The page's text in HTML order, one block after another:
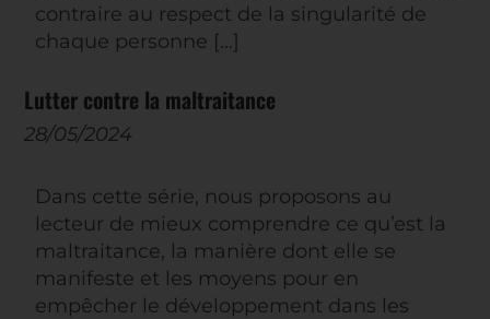
contraire au respect de la singularité de
chaque personne […]
Lutter contre la maltraitance
28/05/2024
Dans cette série, nous proposons au
lecteur de mieux comprendre ce qu’est la
maltraitance, la manière dont elle se
manifeste et les moyens pour en
empêcher le développement dans les